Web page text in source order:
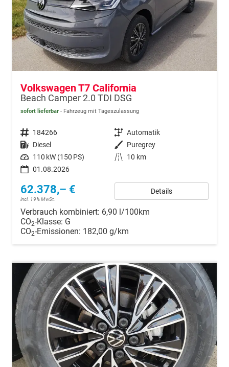
Volkswagen T7 California
Beach Camper 2.0 TDI DSG
sofort lieferbar Fahrzeug mit Tageszulassung
Fahrzeugnr. 184266 Getriebe Automatik
Kraftstoff Diesel Außenfarbe Puregrey
Leistung 110 kW (150 PS) Kilometerstand
10 km
01.08.2026
62.378,– €
incl. 19% MwSt.
Details
Verbrauch kombiniert: 6,90 l/100km
CO2-Klasse: G
CO2-Emissionen: 182,00 g/km